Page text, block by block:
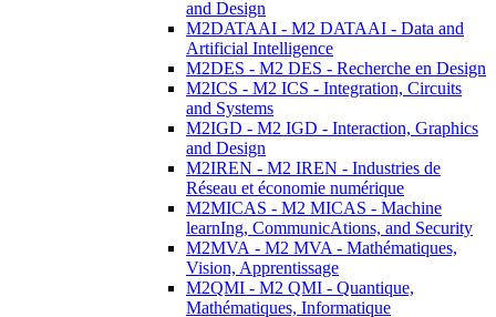
and Design
M2DATAAI - M2 DATAAI - Data and
Artificial Intelligence
M2DES - M2 DES - Recherche en Design
M2ICS - M2 ICS - Integration, Circuits
and Systems
M2IGD - M2 IGD - Interaction, Graphics
and Design
M2IREN - M2 IREN - Industries de
Réseau et économie numérique
M2MICAS - M2 MICAS - Machine
learnIng, CommunicAtions, and Security
M2MVA - M2 MVA - Mathématiques,
Vision, Apprentissage
M2QMI - M2 QMI - Quantique,
Mathématiques, Informatique